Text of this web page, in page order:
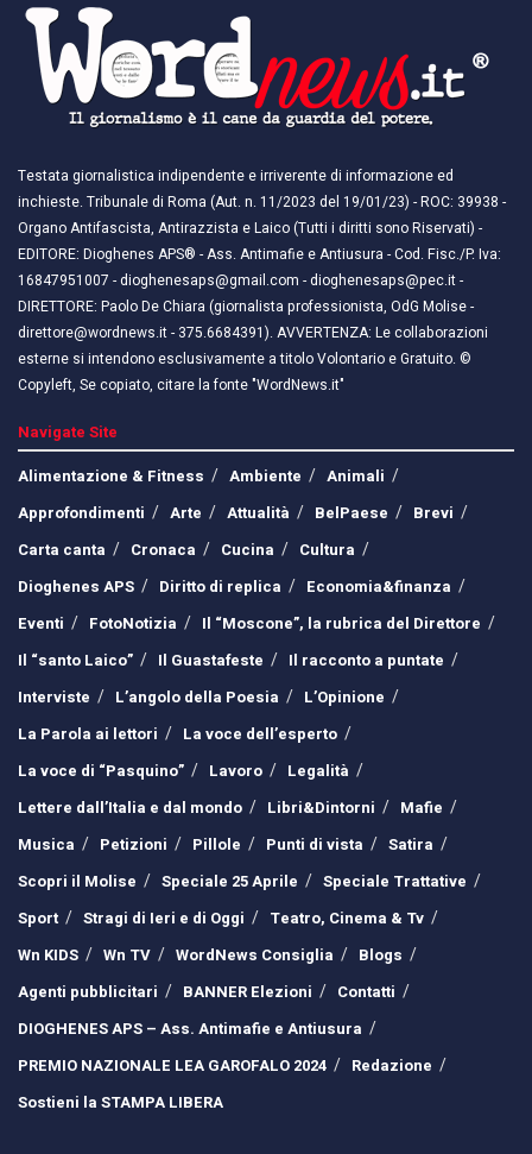
Testata giornalistica indipendente e irriverente di informazione ed
inchieste. Tribunale di Roma (Aut. n. 11/2023 del 19/01/23) - ROC: 39938 -
Organo Antifascista, Antirazzista e Laico (Tutti i diritti sono Riservati) -
EDITORE: Dioghenes APS® - Ass. Antimafie e Antiusura - Cod. Fisc./P. Iva:
16847951007 - dioghenesaps@gmail.com - dioghenesaps@pec.it - ​​
DIRETTORE: Paolo De Chiara (giornalista professionista, OdG Molise -
direttore@wordnews.it - ​​375.6684391). AVVERTENZA: Le collaborazioni
esterne si intendono esclusivamente a titolo Volontario e Gratuito. ©
Copyleft, Se copiato, citare la fonte "WordNews.it"
Navigate Site
Alimentazione & Fitness
Ambiente
Animali
Approfondimenti
Arte Attualità BelPaese
Brevi
Carta canta
Cronaca Cucina
Cultura
Dioghenes APS
Diritto di replica
Economia&finanza
Eventi
FotoNotizia
Il “Moscone”, la rubrica del Direttore
Il “santo Laico”
Il Guastafeste
Il racconto a puntate
Interviste
L’angolo della Poesia
L’Opinione
La Parola ai lettori
La voce dell’esperto
La voce di “Pasquino”
Lavoro
Legalità
Lettere dall’Italia e dal mondo
Libri&Dintorni
Mafie
Musica
Petizioni Pillole Punti di vista
Satira
Scopri il Molise
Speciale 25 Aprile
Speciale Trattative
Sport
Stragi di Ieri e di Oggi
Teatro, Cinema & Tv
Wn KIDS
Wn TV WordNews Consiglia
Blogs
Agenti pubblicitari
BANNER Elezioni
Contatti
DIOGHENES APS – Ass. Antimafie e Antiusura
PREMIO NAZIONALE LEA GAROFALO 2024
Redazione
Sostieni la STAMPA LIBERA